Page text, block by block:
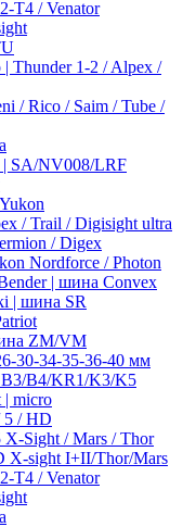
T4 / Venator
Thunder 1-2 / Alpex /
/ Rico / Saim / Tube /
| SA/NV008/LRF
/ Trail / Digisight ultra
/ Digex
Nordforce / Photon
| шина Convex
| шина SR
ZM/VM
30-34-35-36-40 мм
B4/KR1/K3/K5
| micro
5 / HD
X-Sight / Mars / Thor
X-sight I+II/Thor/Mars
T4 / Venator